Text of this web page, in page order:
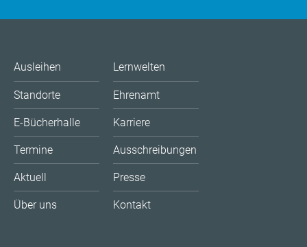
Ausleihen
Standorte
E-Bücherhalle
Termine
Aktuell
Über uns
Lernwelten
Ehrenamt
Karriere
Ausschreibungen
Presse
Kontakt